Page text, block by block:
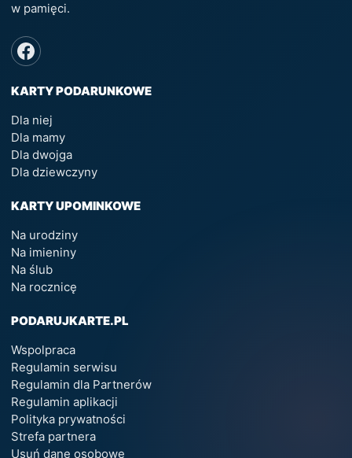
w pamięci.
KARTY PODARUNKOWE
Dla niej
Dla mamy
Dla dwojga
Dla dziewczyny
KARTY UPOMINKOWE
Na urodziny
Na imieniny
Na ślub
Na rocznicę
PODARUJKARTE.PL
Wspolpraca
Regulamin serwisu
Regulamin dla Partnerów
Regulamin aplikacji
Polityka prywatności
Strefa partnera
Usuń dane osobowe